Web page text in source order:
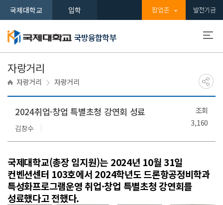
국제대학교 입학 팝업존 발전기금
국방융합학부
자랑거리 자랑거리
자랑거리
2024취업·창업 특별초청 강연회 성료
조회
3,160
김창수
국제대학교(총장 임지원)는 2024년 10월 31일
컨벤션센터 103호에서 2024학년도 드론항공정비학과
특성화프로그램운영 취업·창업 특별초청 강연회를
성료했다고 전했다.